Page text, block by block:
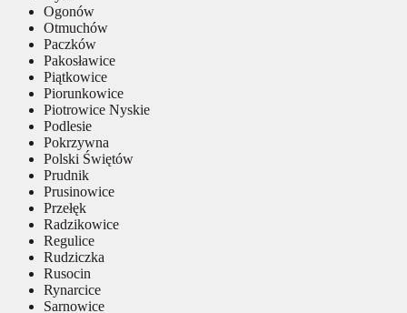
Ogonów
Otmuchów
Paczków
Pakosławice
Piątkowice
Piorunkowice
Piotrowice Nyskie
Podlesie
Pokrzywna
Polski Świętów
Prudnik
Prusinowice
Przełęk
Radzikowice
Regulice
Rudziczka
Rusocin
Rynarcice
Sarnowice